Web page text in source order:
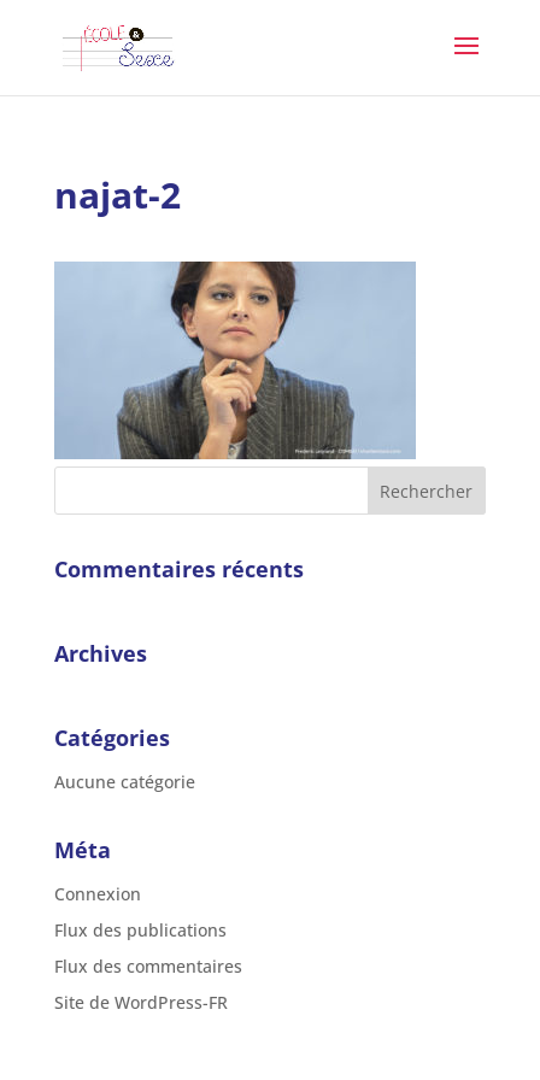
najat-2
Commentaires récents
Archives
Catégories
Aucune catégorie
Méta
Connexion
Flux des publications
Flux des commentaires
Site de WordPress-FR